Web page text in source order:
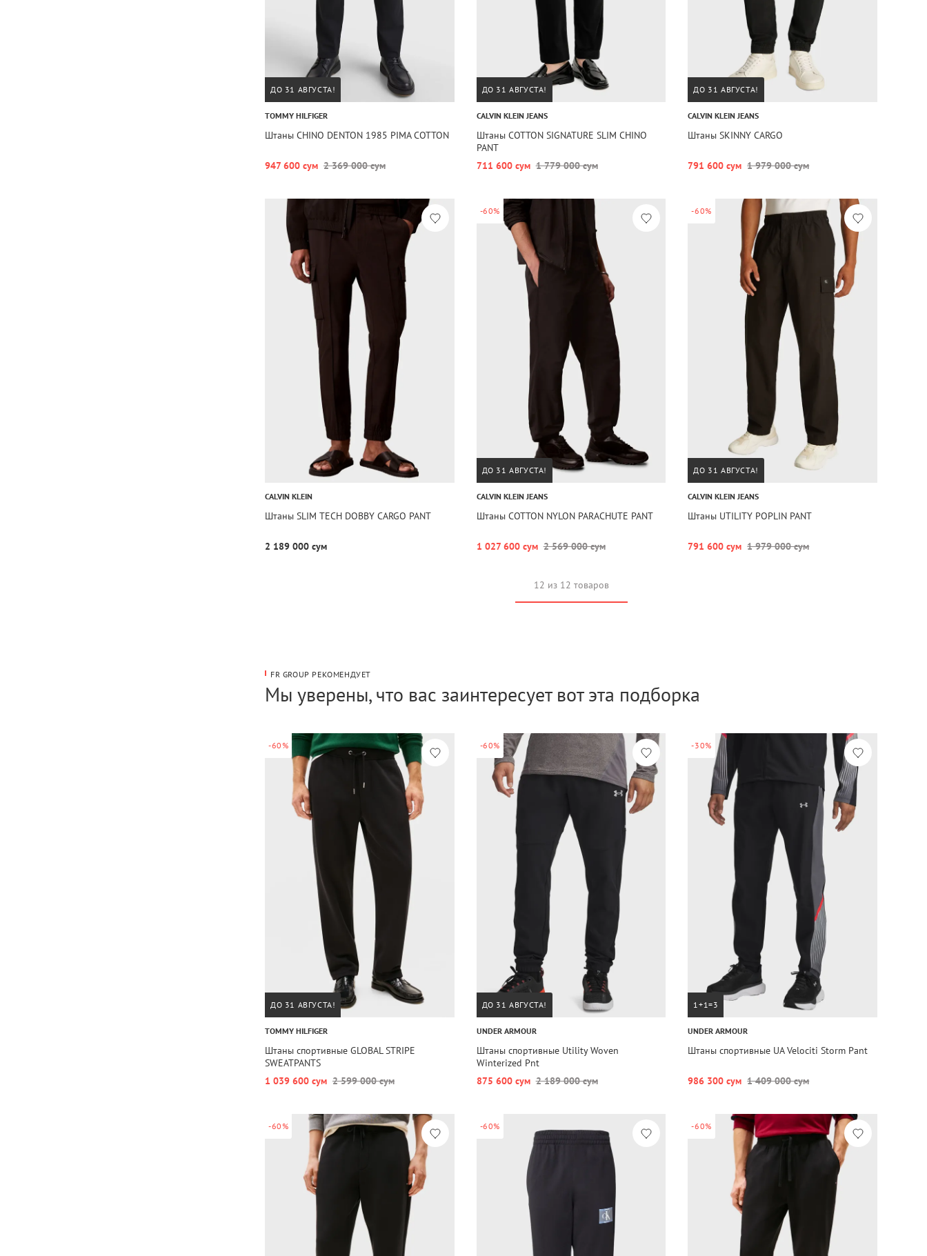
ДО 31 АВГУСТА!
TOMMY HILFIGER
Штаны CHINO DENTON 1985 PIMA COTTON
947 600 сум 2 369 000 сум
ДО 31 АВГУСТА!
CALVIN KLEIN JEANS
Штаны COTTON SIGNATURE SLIM CHINO
PANT
711 600 сум 1 779 000 сум
ДО 31 АВГУСТА!
CALVIN KLEIN JEANS
Штаны SKINNY CARGO
791 600 сум 1 979 000 сум
CALVIN KLEIN
Штаны SLIM TECH DOBBY CARGO PANT
2 189 000 сум
-60%
ДО 31 АВГУСТА!
CALVIN KLEIN JEANS
Штаны COTTON NYLON PARACHUTE PANT
1 027 600 сум 2 569 000 сум
-60%
ДО 31 АВГУСТА!
CALVIN KLEIN JEANS
Штаны UTILITY POPLIN PANT
791 600 сум 1 979 000 сум
12 из 12 товаров
FR GROUP РЕКОМЕНДУЕТ
Мы уверены, что вас заинтересует вот эта подборка
-60%
ДО 31 АВГУСТА!
TOMMY HILFIGER
Штаны спортивные GLOBAL STRIPE
SWEATPANTS
1 039 600 сум 2 599 000 сум
-60%
ДО 31 АВГУСТА!
UNDER ARMOUR
Штаны спортивные Utility Woven
Winterized Pnt
875 600 сум 2 189 000 сум
-30%
1+1=3
UNDER ARMOUR
Штаны спортивные UA Velociti Storm Pant
986 300 сум 1 409 000 сум
-60% -60% -60%